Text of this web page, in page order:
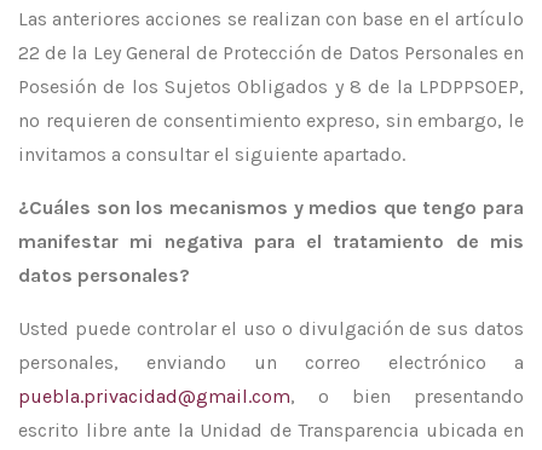
Las anteriores acciones se realizan con base en el artículo
22 de la Ley General de Protección de Datos Personales en
Posesión de los Sujetos Obligados y 8 de la LPDPPSOEP,
no requieren de consentimiento expreso, sin embargo, le
invitamos a consultar el siguiente apartado.
¿Cuáles son los mecanismos y medios que tengo para
manifestar mi negativa para el tratamiento de mis
datos personales?
Usted puede controlar el uso o divulgación de sus datos
personales, enviando un correo electrónico a
puebla.privacidad@gmail.com, o bien presentando
escrito libre ante la Unidad de Transparencia ubicada en